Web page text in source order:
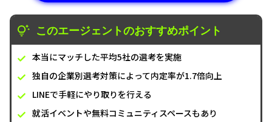
このエージェントのおすすめポイント
本当にマッチした平均5社の選考を実施
独自の企業別選考対策によって内定率が1.7倍向上
LINEで手軽にやり取りを行える
就活イベントや無料コミュニティスペースもあり